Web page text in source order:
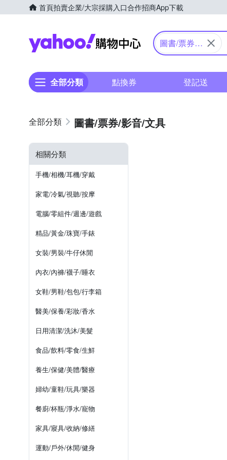
首頁拍賣企業/大宗採購入口合作招商App下載
Yahoo購物中心
圖書/票券/
全部分類 點換券 登記送
圖書/票券/影音/文具
相關分類
手機/相機/耳機/穿戴
家電/冷氣/視聽/按摩
電腦/零組件/週邊/遊戲
精品/黃金/珠寶/手錶
女裝/男裝/牛仔休閒
內衣/內褲/襪子/睡衣
女鞋/男鞋/包包/行李箱
醫美/保養/彩妝/香水
日用清潔/洗沐/美髮
食品/飲料/零食/生鮮
養生/保健/美體/醫療
婦幼/童鞋/玩具/樂器
餐廚/杯瓶/淨水/寵物
家具/寢具/收納/修繕
運動/戶外/休閒/健身